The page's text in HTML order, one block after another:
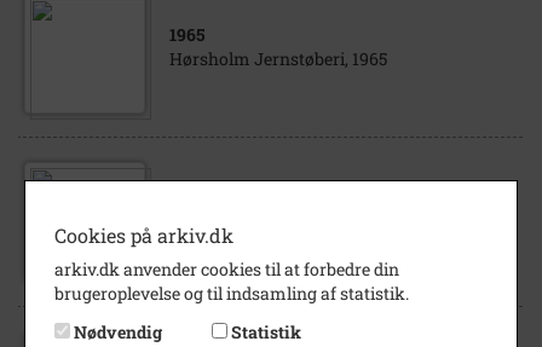
1965
Hørsholm Jernstøberi, 1965
23/12-1965
Cookies på arkiv.dk
arkiv.dk anvender cookies til at forbedre din
brugeroplevelse og til indsamling af statistik.
Nødvendig
Statistik